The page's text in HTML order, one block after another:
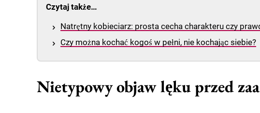
Czytaj także…
Natrętny kobieciarz: prosta cecha charakteru czy
Czy można kochać kogoś w pełni, nie kochając siebie?
Nietypowy objaw lęku przed